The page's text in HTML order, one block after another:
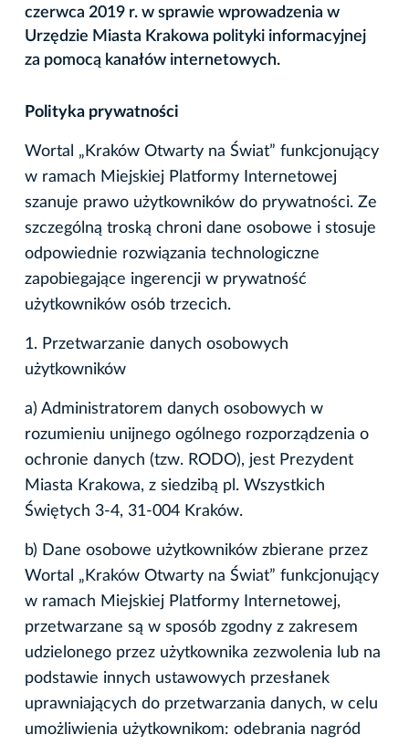
czerwca 2019 r. w sprawie wprowadzenia w
Urzędzie Miasta Krakowa polityki informacyjnej
za pomocą kanałów internetowych.
Polityka prywatności
Wortal „Kraków Otwarty na Świat” funkcjonujący
w ramach Miejskiej Platformy Internetowej
szanuje prawo użytkowników do prywatności. Ze
szczególną troską chroni dane osobowe i stosuje
odpowiednie rozwiązania technologiczne
zapobiegające ingerencji w prywatność
użytkowników osób trzecich.
1. Przetwarzanie danych osobowych
użytkowników
a) Administratorem danych osobowych w
rozumieniu unijnego ogólnego rozporządzenia o
ochronie danych (tzw. RODO), jest Prezydent
Miasta Krakowa, z siedzibą pl. Wszystkich
Świętych 3-4, 31-004 Kraków.
b) Dane osobowe użytkowników zbierane przez
Wortal „Kraków Otwarty na Świat” funkcjonujący
w ramach Miejskiej Platformy Internetowej,
przetwarzane są w sposób zgodny z zakresem
udzielonego przez użytkownika zezwolenia lub na
podstawie innych ustawowych przesłanek
uprawniających do przetwarzania danych, w celu
umożliwienia użytkownikom: odebrania nagród